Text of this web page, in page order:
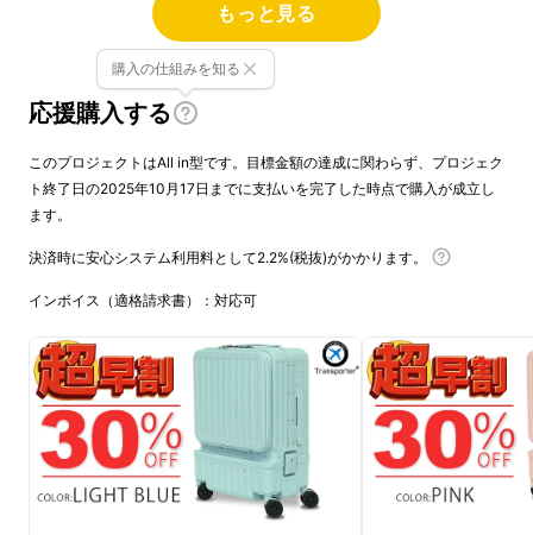
※画像はイメージとなります。
もっと見る
応援購入する
購入の仕組みを知る
このプロジェクトはAll in型です。目標金額の達成に関わらず、プロジェク
ト終了日の2025年10月17日までに支払いを完了した時点で購入が成立し
ます。
決済時に安心システム利用料として2.2%(税抜)がかかります。
インボイス（適格請求書）：対応可